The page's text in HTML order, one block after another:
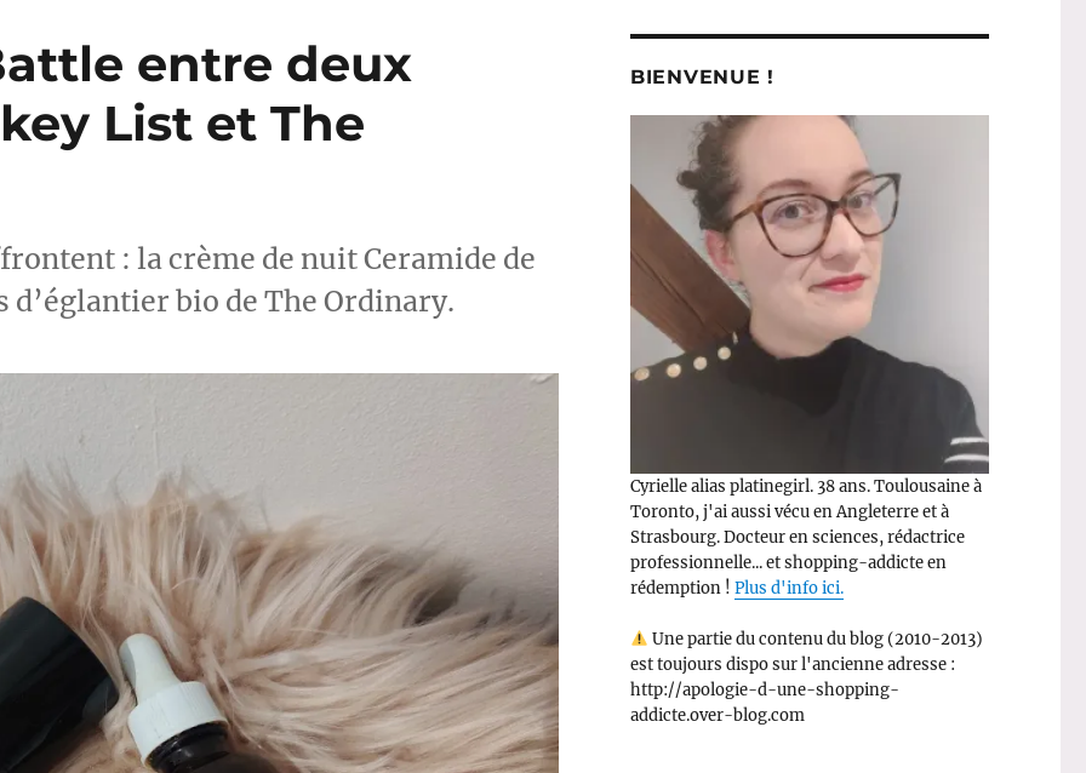
entre deux
List et The
: la crème de nuit Ceramide de
d’églantier bio de The Ordinary.
BIENVENUE !
Cyrielle alias platinegirl. 38 ans. Toulousaine à
Toronto, j'ai aussi vécu en Angleterre et à
Strasbourg. Docteur en sciences, rédactrice
professionnelle... et shopping-addicte en
rédemption ! Plus d'info ici.
Une partie du contenu du blog (2010-2013)
est toujours dispo sur l'ancienne adresse :
http://apologie-d-une-shopping-
addicte.over-blog.com